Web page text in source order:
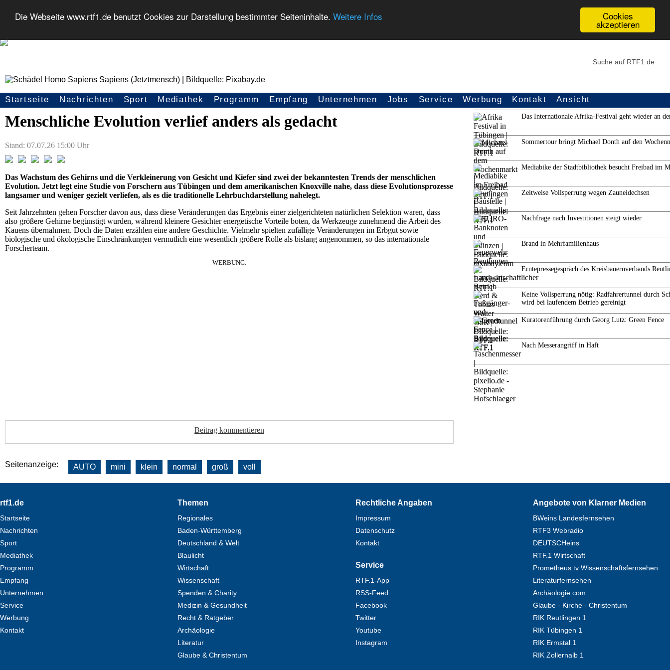
Cookies
akzeptieren
Die Webseite www.rtf1.de benutzt Cookies zur Darstellung bestimmter Seiteninhalte. Weitere Infos
Seitennavigation
Startseite Nachrichten Sport Mediathek Programm Empfang Unternehmen Jobs Service Werbung Kontakt Ansicht
Tübingen/Knoxville:
Menschliche Evolution verlief anders als gedacht
Stand: 07.07.26 15:00 Uhr
Das Wachstum des Gehirns und die Verkleinerung von Gesicht und Kiefer sind zwei der bekanntesten Trends der menschlichen
Evolution. Jetzt legt eine Studie von Forschern aus Tübingen und dem amerikanischen Knoxville nahe, dass diese Evolutionsprozesse
langsamer und weniger gezielt verliefen, als es die traditionelle Lehrbuchdarstellung nahelegt.
Seit Jahrzehnten gehen Forscher davon aus, dass diese Veränderungen das Ergebnis einer zielgerichteten natürlichen Selektion waren, dass
also größere Gehirne begünstigt wurden, während kleinere Gesichter energetische Vorteile boten, da Werkzeuge zunehmend die Arbeit des
Kauens übernahmen. Doch die Daten erzählen eine andere Geschichte. Vielmehr spielten zufällige Veränderungen im Erbgut sowie
biologische und ökologische Einschränkungen vermutlich eine wesentlich größere Rolle als bislang angenommen, so das internationale
Forscherteam.
WERBUNG:
Beitrag kommentieren
Weitere Themen
Das Internationale Afrika-Festival geht wieder an
Sommertour bringt Michael Donth auf den
Mediabike der Stadtbibliothek besucht Freibad im
Zeitweise Vollsperrung wegen Zauneidechsen
Nachfrage nach Investitionen steigt wieder
Brand in Mehrfamilienhaus
Erntepressegespräch des Kreisbauernverbands
Keine Vollsperrung nötig: Radfahrertunnel durch
wird bei laufendem Betrieb gereinigt
Kuratorenführung durch Georg Lutz: Green Fence
Nach Messerangriff in Haft
Seitenanzeige: AUTO mini klein normal groß voll
Footer
rtf1.de
Startseite
Nachrichten
Sport
Mediathek
Programm
Empfang
Unternehmen
Service
Werbung
Kontakt
Themen
Regionales
Baden-Württemberg
Deutschland & Welt
Blaulicht
Wirtschaft
Wissenschaft
Spenden & Charity
Medizin & Gesundheit
Recht & Ratgeber
Archäologie
Literatur
Glaube & Christentum
Rechtliche Angaben
Impressum
Datenschutz
Kontakt
Service
RTF.1-App
RSS-Feed
Facebook
Twitter
Youtube
Instagram
Angebote von Klarner Medien
BWeins Landesfernsehen
RTF3 Webradio
DEUTSCHeins
RTF.1 Wirtschaft
Prometheus.tv Wissenschaftsfernsehen
Literaturfernsehen
Archäologie.com
Glaube - Kirche - Christentum
RIK Reutlingen 1
RIK Tübingen 1
RIK Ermstal 1
RIK Zollernalb 1